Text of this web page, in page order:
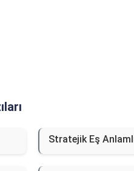
Stratejik Eş